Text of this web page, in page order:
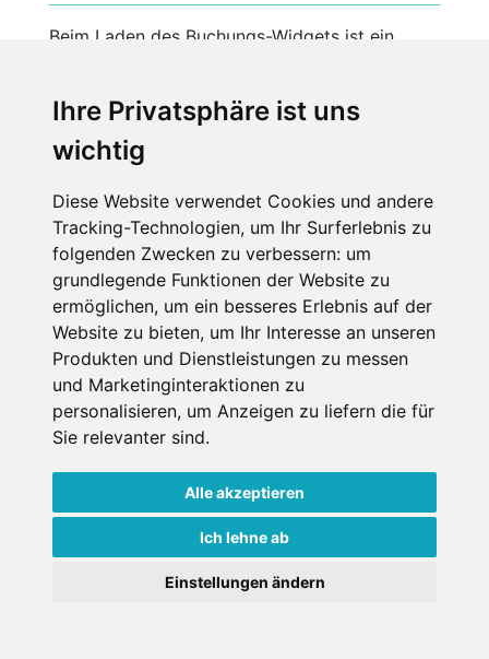
Ihre Privatsphäre ist uns
wichtig
Diese Website verwendet Cookies und andere
Tracking-Technologien, um Ihr Surferlebnis zu
folgenden Zwecken zu verbessern: um
grundlegende Funktionen der Website zu
ermöglichen, um ein besseres Erlebnis auf der
Website zu bieten, um Ihr Interesse an unseren
Produkten und Dienstleistungen zu messen
und Marketinginteraktionen zu
personalisieren, um Anzeigen zu liefern die für
Sie relevanter sind.
Alle akzeptieren
Ich lehne ab
Einstellungen ändern
Beim Laden des Buchungs-Widgets ist ein
Datenschutzbedingungen
Nutzungsbedingungen Impressum Kontakt
Copyright © Schneemenschen GmbH 2026